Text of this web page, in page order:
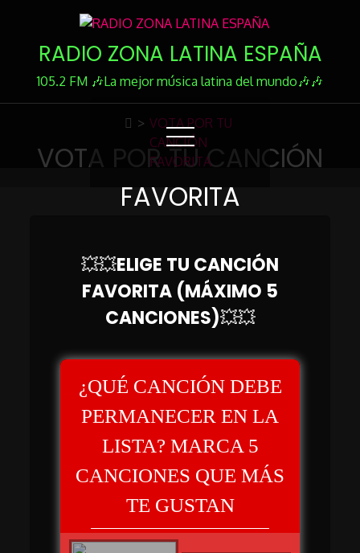
ContentRADIO ZONA LATINA ESPAÑA
105.2 FM 🎶La mejor música latina del mundo🎶🎶
VOTA POR TU CANCIÓN
FAVORITA
> VOTA POR TU
CANCIÓN
FAVORITA
💥💥ELIGE TU CANCIÓN
FAVORITA (MÁXIMO 5
CANCIONES)💥💥
¿QUÉ CANCIÓN DEBE
PERMANECER EN LA
LISTA? MARCA 5
CANCIONES QUE MÁS
TE GUSTAN